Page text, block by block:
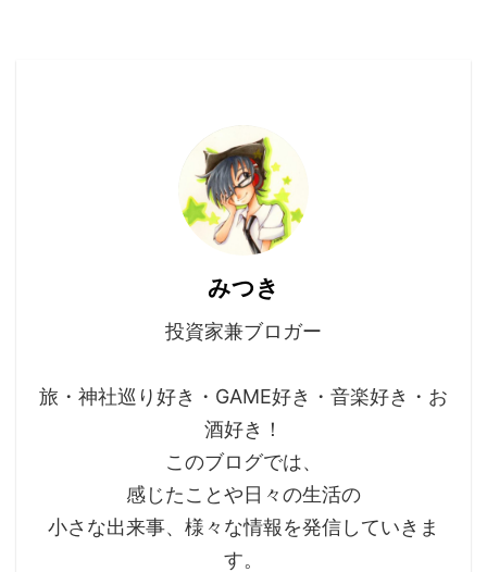
みつき
投資家兼ブロガー
旅・神社巡り好き・GAME好き・音楽好き・お
酒好き！
このブログでは、
感じたことや日々の生活の
小さな出来事、様々な情報を発信していきま
す。